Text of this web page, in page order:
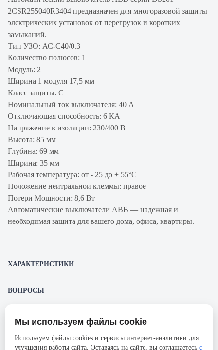
2CSR255040R3404 предназначен для многоразовой защиты
электрических установок от перегрузок и коротких
замыканий.
Тип УЗО: АС-C40/0.3
Количество полюсов: 1
Модуль: 2
Ширина 1 модуля 17,5 мм
Класс защиты: С
Номинальный ток выключателя: 40 А
Отключающая способность: 6 КА
Напряжение в изоляции: 230/400 В
Высота: 85 мм
Глубина: 69 мм
Ширина: 35 мм
Рабочая температура: от - 25 до + 55°С
Положение нейтральной клеммы: правое
Потери Мощности: 8,6 Вт
Автоматические выключатели ABB — надежная и
необходимая защита для вашего дома, офиса, квартиры.
ХАРАКТЕРИСТИКИ
дифференциальным током
Производитель
ABB
ВОПРОСЫ
Представленные изображения и характеристики могут отличаться от реального
без предварительного уведомления. Компания АйДистрибьют не несёт
ответственности в случае не соответствия текущей модели товаров фотографиям,
Мы используем файлы cookie
Используем файлы cookies и сервисы интернет-аналитики для
улучшения работы сайта. Оставаясь на сайте, вы соглашаетесь с